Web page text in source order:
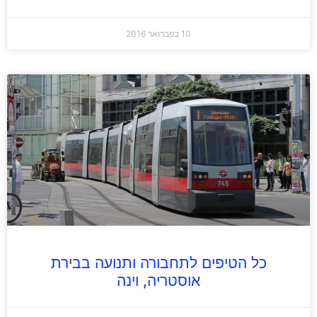
10 בפברואר 2016
כל הטיפים לתחבורה ותנועה בבירת
אוסטריה, וינה